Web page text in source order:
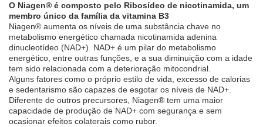
O Niagen® é composto pelo Ribosídeo de nicotinamida, um
membro único da família da vitamina B3
Niagen® aumenta os níveis de uma substância chave no
metabolismo energético chamada nicotinamida adenina
dinucleotídeo (NAD+). NAD+ é um pilar do metabolismo
energético, entre outras funções, e a sua diminuição com a idade
tem sido relacionada com a deterioração mitocondrial.
Alguns fatores como o próprio estilo de vida, excesso de calorias
e sedentarismo são capazes de esgotar os níveis de NAD+.
Diferente de outros precursores, Niagen® tem uma maior
capacidade de produção de NAD+ com segurança e sem
ocasionar efeitos colaterais como rubor.